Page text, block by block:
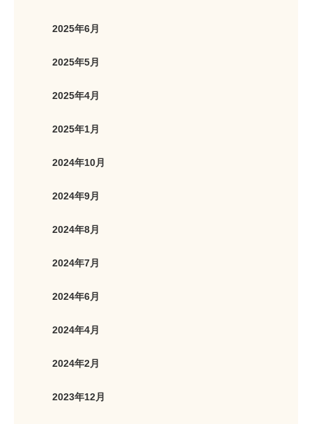
2025年6月
2025年5月
2025年4月
2025年1月
2024年10月
2024年9月
2024年8月
2024年7月
2024年6月
2024年4月
2024年2月
2023年12月